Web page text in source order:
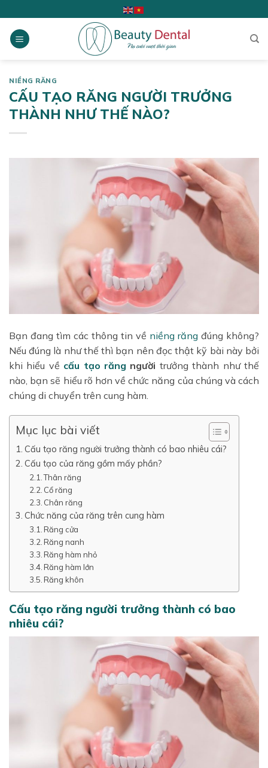
to
content
NIỀNG RĂNG
CẤU TẠO RĂNG NGƯỜI TRƯỞNG
THÀNH NHƯ THẾ NÀO?
Bạn đang tìm các thông tin về niềng răng đúng không?
Nếu đúng là như thế thì bạn nên đọc thật kỹ bài này bởi
khi hiểu về cấu tạo răng người trưởng thành như thế
nào , bạn sẽ hiểu rõ hơn về chức năng của chúng và cách
chúng di chuyển trên cung hàm.
Mục lục bài viết
Cấu tạo răng người trưởng thành có bao nhiêu cái?
Cấu tạo của răng gồm mấy phần?
Thân răng
Cổ răng
Chân răng
Chức năng của răng trên cung hàm
Răng cửa
Răng nanh
Răng hàm nhỏ
Răng hàm lớn
Răng khôn
Cấu tạo răng người trưởng thành có bao
nhiêu cái?